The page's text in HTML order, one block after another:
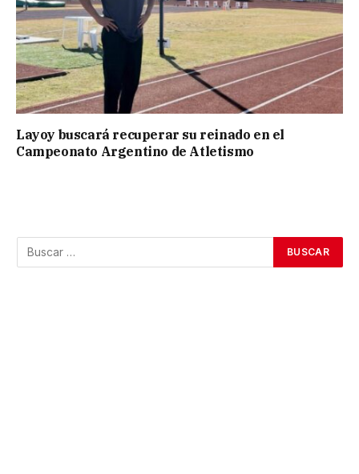
Layoy buscará recuperar su reinado en el
Campeonato Argentino de Atletismo